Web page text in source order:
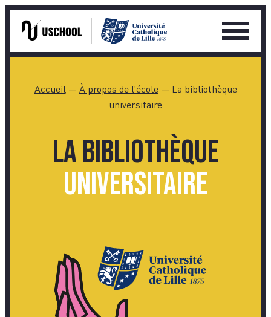
Ouvrir
le
Accueil — À propos de l’école— La bibliothèque
universitaire
La bibliothèque
universitaire